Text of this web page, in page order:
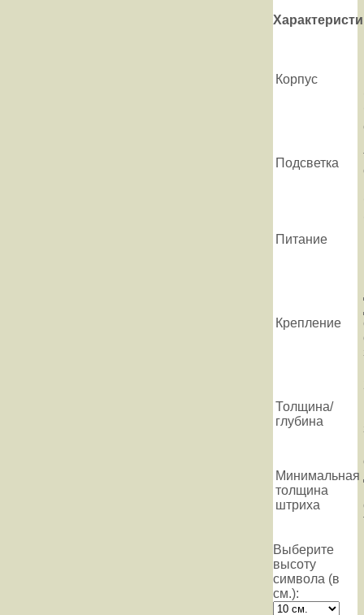
Корпус
Подсветка
Питание
Крепление
Толщина/
глубина
Минимальная
толщина
штриха
Выберите
высоту
символа (в
см.):